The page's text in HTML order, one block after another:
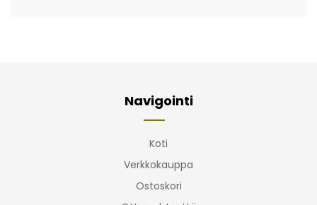
Navigointi
Koti
Verkkokauppa
Ostoskori